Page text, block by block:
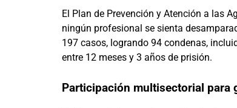
El Plan de Prevención y Atención a las
ningún profesional se sienta
197 casos, logrando 94 condenas,
entre 12 meses y 3 años de prisión.
Participación multisectorial para